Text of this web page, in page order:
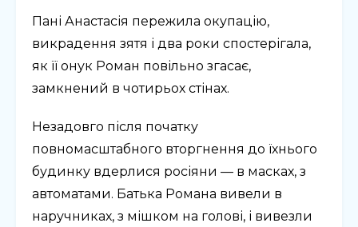
Пані Анастасія пережила окупацію,
викрадення зятя і два роки спостерігала,
як її онук Роман повільно згасає,
замкнений в чотирьох стінах.
Незадовго після початку
повномасштабного вторгнення до їхнього
будинку вдерлися росіяни — в масках, з
автоматами. Батька Романа вивели в
наручниках, з мішком на голові, і вивезли